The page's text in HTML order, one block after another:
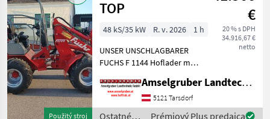
stroje /
Fuchs
Použitý stroj
TOP
€
20 % s DPH
34.916,67 €
netto
48 kS/35 kW R. v. 2026
1 h
UNSER UNSCHLAGBARER
FUCHS F 1144 Hoflader mit
Vollgefederter Fahrersitz
mit 15 cm Federweg -Über
300cm Hubhöhe -42 lt/min
Amselgruber Landtechnik GmbH
5121 Tarsdorf
Ostatné
Prémiový Plus predajca